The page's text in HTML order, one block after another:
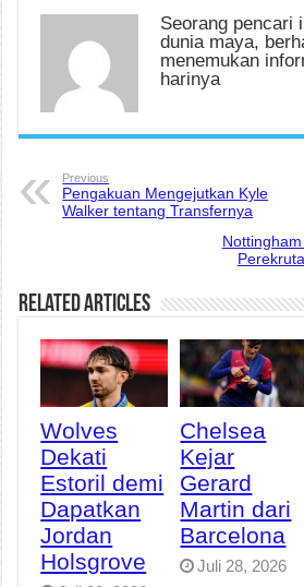
Seorang pencari
dunia maya,
menemukan
harinya
Previous
Pengakuan Mengejutkan Kyle
Walker tentang Transfernya
Related Articles
Wolves
Dekati
Estoril demi
Dapatkan
Jordan
Holsgrove
Chelsea
Kejar
Gerard
Martin dari
Barcelona
Juli 28, 2026